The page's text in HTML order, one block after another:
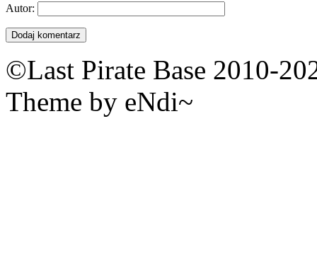
Autor:
©Last Pirate Base 2010-
Theme by eNdi~